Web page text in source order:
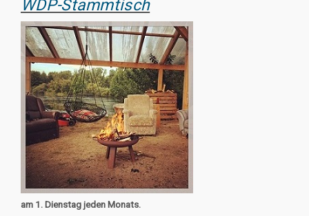
WDP-Stammtisch
am 1. Dienstag jeden Monats.